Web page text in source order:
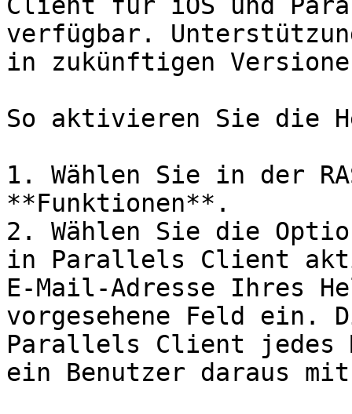
verfügbar.
in zukünftigen
So aktivieren Sie die
1. Wählen Sie in der
**Funktionen**.
2. Wählen Sie die
in Parallels Client
E-Mail-Adresse Ihres
vorgesehene Feld ein.
Parallels Client jedes
ein Benutzer daraus